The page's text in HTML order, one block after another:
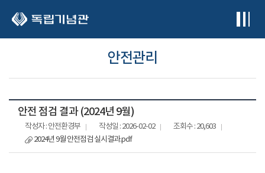
안전관리
안전 점검 결과 (2024년 9월)
작성자 : 안전환경부 작성일 : 2026-02-02
조회수 : 20,603
2024년 9월 안전점검 실시결과.pdf